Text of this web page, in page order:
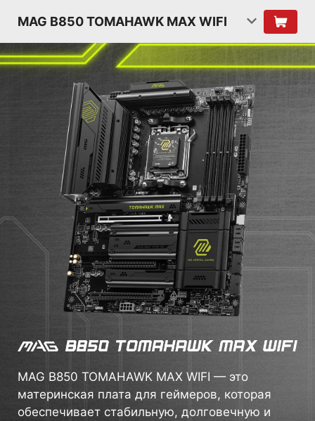
MAG B850 TOMAHAWK MAX WIFI
MAG B850 TOMAHAWK MAX WIFI — это
материнская плата для геймеров, которая
обеспечивает стабильную, долговечную и